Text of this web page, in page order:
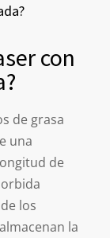
con
de grasa
una
de
los
la